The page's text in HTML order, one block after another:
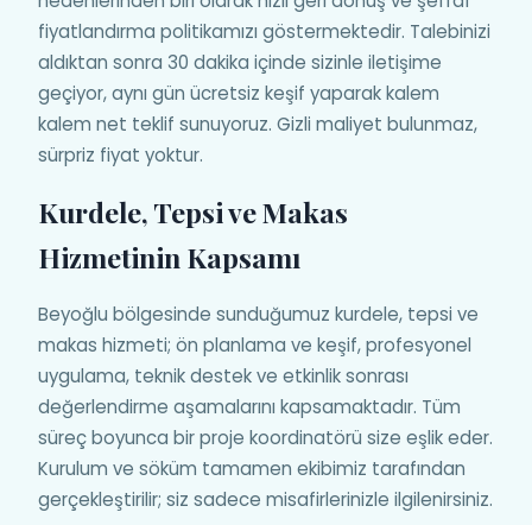
fiyatlandırma politikamızı göstermektedir. Talebinizi
aldıktan sonra 30 dakika içinde sizinle iletişime
geçiyor, aynı gün ücretsiz keşif yaparak kalem
kalem net teklif sunuyoruz. Gizli maliyet bulunmaz,
sürpriz fiyat yoktur.
Kurdele, Tepsi ve Makas
Hizmetinin Kapsamı
Beyoğlu bölgesinde sunduğumuz kurdele, tepsi ve
makas hizmeti; ön planlama ve keşif, profesyonel
uygulama, teknik destek ve etkinlik sonrası
değerlendirme aşamalarını kapsamaktadır. Tüm
süreç boyunca bir proje koordinatörü size eşlik eder.
Kurulum ve söküm tamamen ekibimiz tarafından
gerçekleştirilir; siz sadece misafirlerinizle ilgilenirsiniz.